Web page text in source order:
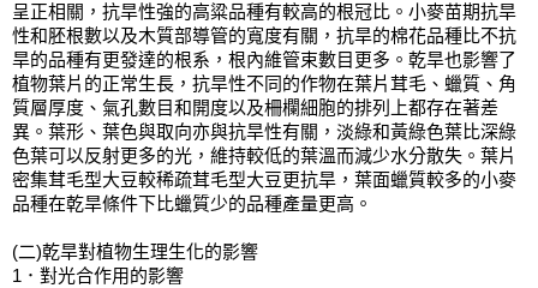
呈正相關，抗旱性強的高粱品種有較高的根冠比。小麥苗期抗旱
性和胚根數以及木質部導管的寬度有關，抗旱的棉花品種比不抗
旱的品種有更發達的根系，根內維管束數目更多。乾旱也影響了
植物葉片的正常生長，抗旱性不同的作物在葉片茸毛、蠟質、角
質層厚度、氣孔數目和開度以及柵欄細胞的排列上都存在著差
異。葉形、葉色與取向亦與抗旱性有關，淡綠和黃綠色葉比深綠
色葉可以反射更多的光，維持較低的葉溫而減少水分散失。葉片
密集茸毛型大豆較稀疏茸毛型大豆更抗旱，葉面蠟質較多的小麥
品種在乾旱條件下比蠟質少的品種產量更高。
(二)乾旱對植物生理生化的影響
1．對光合作用的影響